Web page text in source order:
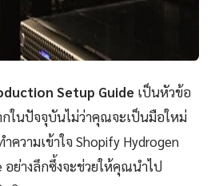
Setup Guide เป็นหัวข้อ
กในปัจจุบันไม่ว่าคุณจะเป็นมือใหม่
วามเข้าใจ Shopify Hydrogen
อย่างลึกซึ้งจะช่วยให้คุณนำไป